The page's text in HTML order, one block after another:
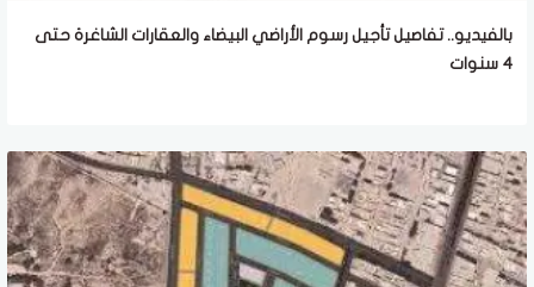
بالفيديو.. تفاصيل تأجيل رسوم الأراضي البيضاء والعقارات الشاغرة حتى
4 سنوات